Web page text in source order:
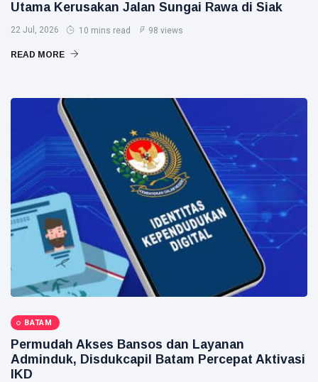
Utama Kerusakan Jalan Sungai Rawa di Siak
22 Jul, 2026 10 mins read 98 views
READ MORE
BATAM
Permudah Akses Bansos dan Layanan
Adminduk, Disdukcapil Batam Percepat Aktivasi
IKD